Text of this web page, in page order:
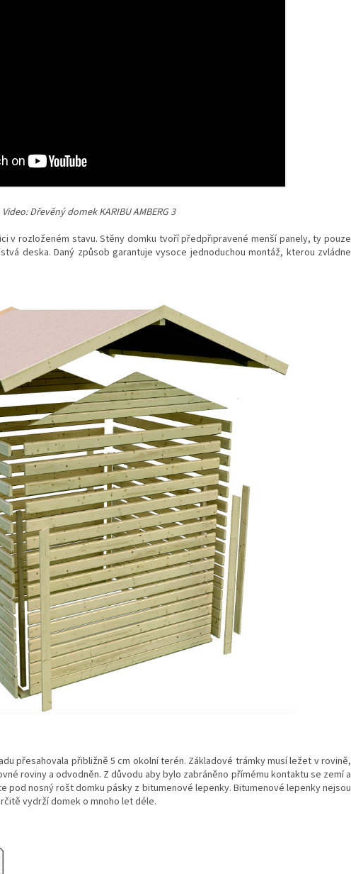
Video: Dřevěný domek KARIBU AMBERG 3
v rozloženém stavu. Stěny domku tvoří předpřipravené menší panely, ty pouze
deska. Daný způsob garantuje vysoce jednoduchou montáž, kterou zvládne
přesahovala přibližně 5 cm okolní terén. Základové trámky musí ležet v rovině,
roviny a odvodněn. Z důvodu aby bylo zabráněno přímému kontaktu se zemí a
pod nosný rošt domku pásky z bitumenové lepenky. Bitumenové lepenky nejsou
vydrží domek o mnoho let déle.